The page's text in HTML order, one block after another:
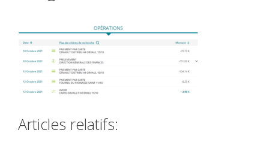
Articles relatifs: